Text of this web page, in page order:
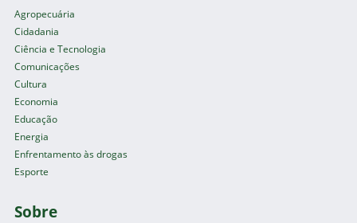
Agropecuária
Cidadania
Ciência e Tecnologia
Comunicações
Cultura
Economia
Educação
Energia
Enfrentamento às drogas
Esporte
Sobre